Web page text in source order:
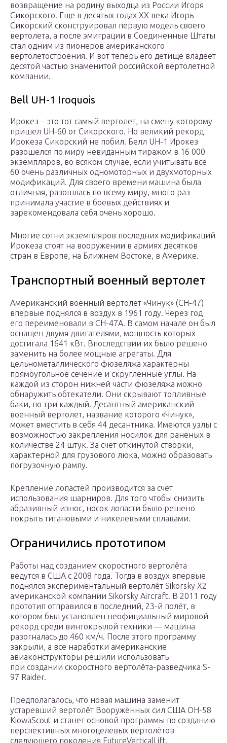
возвращение на родину выходца из России Игоря
Сикорского. Еще в десятых годах XX века Игорь
Сикорский сконструировал первую модель своего
вертолета, а после эмиграции в Соединенные Штаты
стал одним из пионеров американского
вертолетостроения. И вот теперь его детище владеет
десятой частью знаменитой российской вертолетной
компании.
Bell UH-1 Iroquois
Ирокез – это тот самый вертолет, на смену которому
пришел UH-60 от Сикорского. Но великий рекорд
Ирокеза Сикорский не побил. Белл UH-1 Ирокез
разошелся по миру невиданным тиражом в 16 000
экземпляров, во всяком случае, если учитывать все
60 очень различных одномоторных и двухмоторных
модификаций. Для своего времени машина была
отличная, разошлась по всему миру, много раз
принимала участие в боевых действиях и
зарекомендовала себя очень хорошо.
Многие сотни экземпляров последних модификаций
Ирокеза стоят на вооружении в армиях десятков
стран в Европе, на Ближнем Востоке, в Америке.
Транспортный военный вертолет
Американский военный вертолет «Чинук» (СН-47)
впервые поднялся в воздух в 1961 году. Через год
его переименовали в СН-47А. В самом начале он был
оснащен двумя двигателями, мощность которых
достигала 1641 кВт. Впоследствии их было решено
заменить на более мощные агрегаты. Для
цельнометаллического фюзеляжа характерны
прямоугольное сечение и скругленные углы. На
каждой из сторон нижней части фюзеляжа можно
обнаружить обтекатели. Они скрывают топливные
баки, по три каждый. Десантный американский
военный вертолет, название которого «Чинук»,
может вместить в себя 44 десантника. Имеются узлы с
возможностью закрепления носилок для раненых в
количестве 24 штук. За счет откинутой створки,
характерной для грузового люка, можно образовать
погрузочную рампу.
Крепление лопастей производится за счет
использования шарниров. Для того чтобы снизить
абразивный износ, носок лопасти было решено
покрыть титановыми и никелевыми сплавами.
Ограничились прототипом
Работы над созданием скоростного вертолёта
ведутся в США с 2008 года. Тогда в воздух впервые
поднялся экспериментальный вертолёт Sikorsky X2
американской компании Sikorsky Aircraft. В 2011 году
прототип отправился в последний, 23-й полёт, в
котором был установлен неофициальный мировой
рекорд среди винтокрылой техники — машина
разогналась до 460 км/ч. После этого программу
закрыли, а все наработки американские
авиаконструкторы решили использовать
при создании скоростного вертолёта-разведчика S-
97 Raider.
Предполагалось, что новая машина заменит
устаревший вертолёт Вооружённых сил США OH-58
KiowaScout и станет основой программы по созданию
перспективных многоцелевых вертолётов
следующего поколения FutureVerticalLift.